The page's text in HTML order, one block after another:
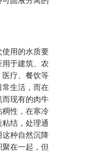
使用的水质要
于建筑、农
医疗、餐饮等
常生活，而在
而现有的肉牛
稠性，在寒冷
结，处理通
这种自然沉降
在一起，但